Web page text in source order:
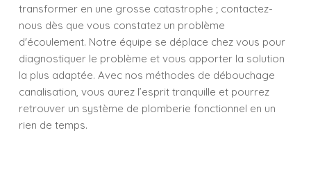
transformer en une grosse catastrophe ; contactez-
nous dès que vous constatez un problème
d'écoulement. Notre équipe se déplace chez vous pour
diagnostiquer le problème et vous apporter la solution
la plus adaptée. Avec nos méthodes de débouchage
canalisation, vous aurez l’esprit tranquille et pourrez
retrouver un système de plomberie fonctionnel en un
rien de temps.